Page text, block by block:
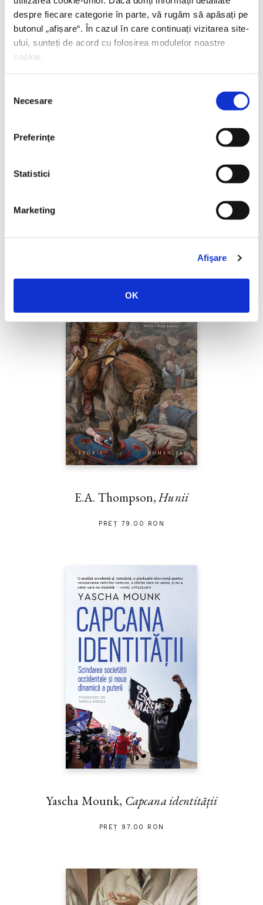
despre fiecare categorie în parte, vă rugăm să apăsați pe
butonul „afișare“. În cazul în care continuați vizitarea site-
ului, sunteți de acord cu folosirea modulelor noastre
cookie.
consimțământului
Necesare
Preferinţe
Statistici
Marketing
Afişare
OK
E.A. Thompson,Hunii
PREȚ 79.00 RON
Yascha Mounk, Capcana identității
PREȚ 97.00 RON